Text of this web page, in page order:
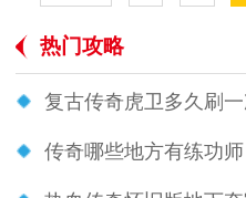
热门攻略
复古传奇虎卫多久刷一
传奇哪些地方有练功师